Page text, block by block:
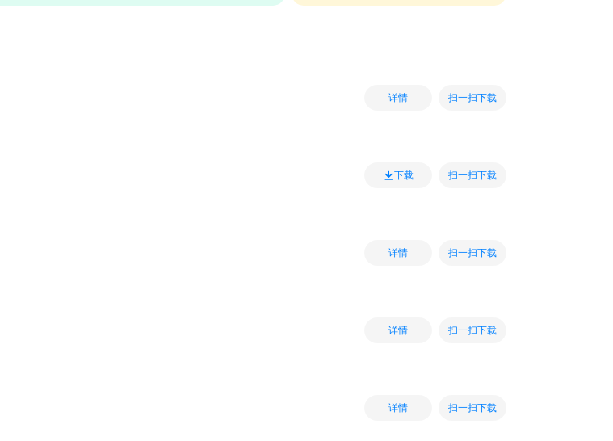
详情 扫一扫下载
下载 扫一扫下载
详情 扫一扫下载
详情 扫一扫下载
详情 扫一扫下载